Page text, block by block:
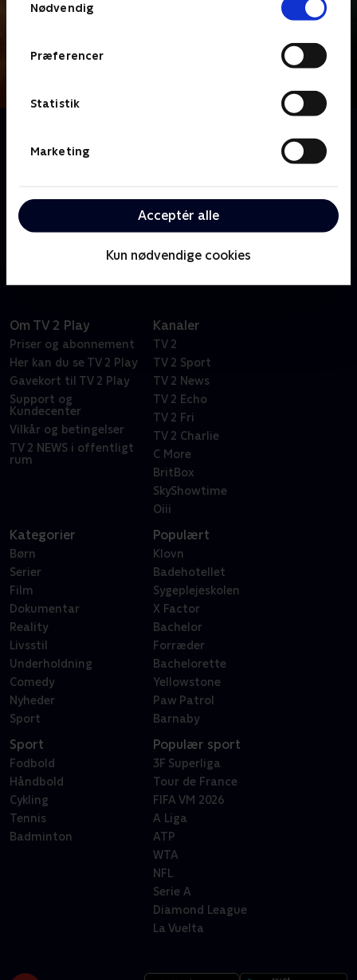
Nødvendig
Præferencer
Statistik
Marketing
Acceptér alle
Kun nødvendige cookies
Anders W. Berthelsen spiller betjenten Rolf, hvis
datter forsvandt på mystisk vis i forbindelse med en
pige. Da det viser sig, at der er systemfejl i
Rigspolitiets DNA-register, genoptages den gamle
skjult dagsorden: Han håber endelig at finde ud af,
hvad der skete med hans egen datter.
Om TV 2 Play
Priser og abonnement
Her kan du se TV 2 Play
Gavekort til TV 2 Play
Support og
Kundecenter
Vilkår og betingelser
TV 2 NEWS i offentligt
rum
Kanaler
TV 2
TV 2 Sport
TV 2 News
TV 2 Echo
TV 2 Fri
TV 2 Charlie
C More
BritBox
SkyShowtime
Oiii
Kategorier
Børn
Serier
Film
Dokumentar
Reality
Livsstil
Underholdning
Comedy
Nyheder
Sport
Populært
Klovn
Badehotellet
Sygeplejeskolen
X Factor
Bachelor
Forræder
Bachelorette
Yellowstone
Paw Patrol
Barnaby
Sport
Fodbold
Håndbold
Cykling
Tennis
Badminton
Populær sport
3F Superliga
Tour de France
FIFA VM 2026
A Liga
ATP
WTA
NFL
Serie A
Diamond League
La Vuelta